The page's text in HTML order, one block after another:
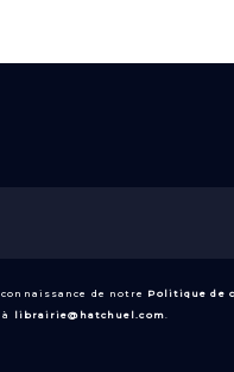
de notre Politique de
librairie@hatchuel.com.